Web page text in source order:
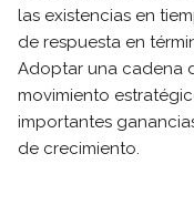
las existencias en
de respuesta en
Adoptar una cadena
movimiento
importantes
de crecimiento.